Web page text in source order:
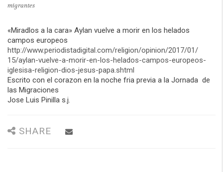
migrantes
«Miradlos a la cara» Aylan vuelve a morir en los helados
campos europeos
http://www.periodistadigital.com/religion/opinion/2017/01/
15/aylan-vuelve-a-morir-en-los-helados-campos-europeos-
iglesisa-religion-dios-jesus-papa.shtml
Escrito con el corazon en la noche fria previa a la Jornada de
las Migraciones
Jose Luis Pinilla s.j.
SHARE